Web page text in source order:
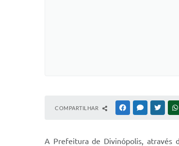
COMPARTILHAR FACEBOOKMESSENGER
A Prefeitura de Divinópolis, através